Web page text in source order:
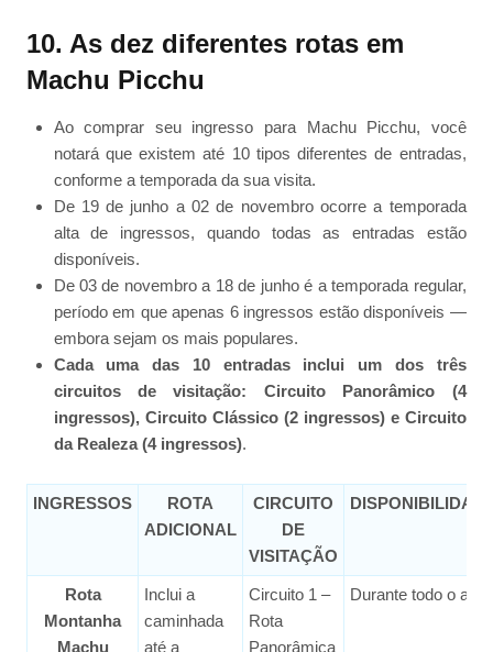
10. As dez diferentes rotas em
Machu Picchu
Ao comprar seu ingresso para Machu Picchu, você
notará que existem até 10 tipos diferentes de entradas,
conforme a temporada da sua visita.
De 19 de junho a 02 de novembro ocorre a temporada
alta de ingressos, quando todas as entradas estão
disponíveis.
De 03 de novembro a 18 de junho é a temporada regular,
período em que apenas 6 ingressos estão disponíveis —
embora sejam os mais populares.
Cada uma das 10 entradas inclui um dos três
circuitos de visitação: Circuito Panorâmico (4
ingressos), Circuito Clássico (2 ingressos) e Circuito
da Realeza (4 ingressos).
INGRESSOS
ROTA
ADICIONAL
CIRCUITO
DE
VISITAÇÃO
Rota
Montanha
Machu
Inclui a
caminhada
até a
Circuito 1 –
Rota
Panorâmica
Durante todo o ano